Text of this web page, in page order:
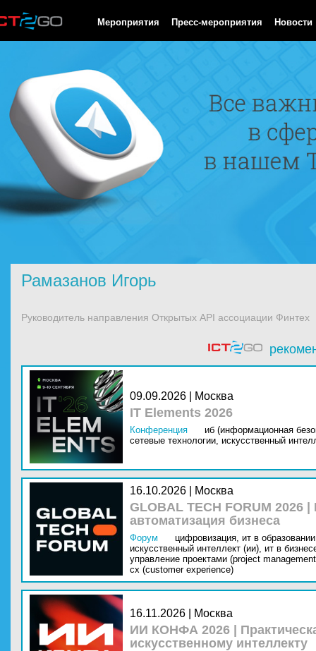
Мероприятия Пресс-мероприятия Новости
Рамазанов Игорь
Руководитель направления Открытых API ассоциации Финтех
09.09.2026 | Москва
IT Elements 2026
Конференция
иб (информационная
сетевые технологии, искусственный
16.10.2026 | Москва
GLOBAL TECH FORUM
автоматизация бизнеса
Форум цифровизация, ит в
искусственный интеллект (ии), ит в
управление проектами (project
cx (customer experience)
16.11.2026 | Москва
ИИ КОНФА 2026 |
искусственному интеллекту